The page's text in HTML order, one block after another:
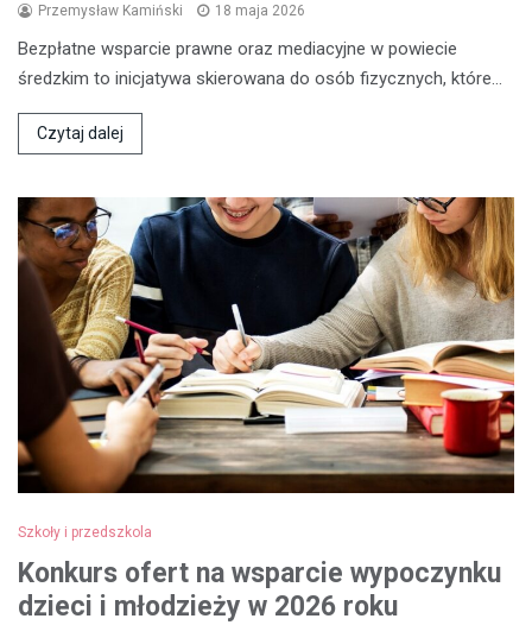
Przemysław Kamiński 18 maja 2026
Bezpłatne wsparcie prawne oraz mediacyjne w powiecie
średzkim to inicjatywa skierowana do osób fizycznych, które…
Czytaj dalej
Szkoły i przedszkola
Konkurs ofert na wsparcie wypoczynku
dzieci i młodzieży w 2026 roku